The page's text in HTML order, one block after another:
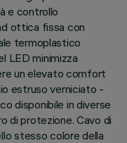
e controllo
ottica fissa con
termoplastico
LED minimizza
un elevato comfort
estruso verniciato -
disponibile in diverse
di protezione. Cavo di
stesso colore della